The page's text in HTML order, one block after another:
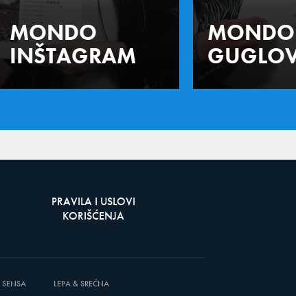
MONDO
INŠTAGRAM
MONDO
PRAVILA I USLOVI
KORIŠĆENJA
SENSA LEPA & SREĆNA